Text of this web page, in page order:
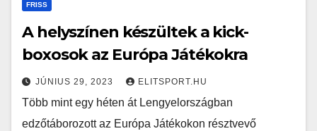
FRISS
A helyszínen készültek a kick-
boxosok az Európa Játékokra
JÚNIUS 29, 2023 ELITSPORT.HU
Több mint egy héten át Lengyelországban
edzőtáborozott az Európa Játékokon résztvevő